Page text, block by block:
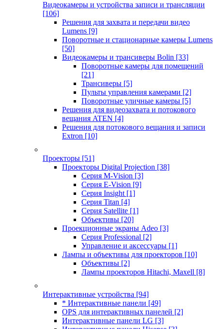
Видеокамеры и устройства записи и трансляции
[106]
Решения для захвата и передачи видео
Lumens [9]
Поворотные и стационарные камеры Lumens
[50]
Видеокамеры и трансиверы Bolin [33]
Поворотные камеры для помещений
[21]
Трансиверы [5]
Пульты управления камерами [2]
Поворотные уличные камеры [5]
Решения для видеозахвата и потокового
вещания ATEN [4]
Решения для потокового вещания и записи
Extron [10]
Проекторы [51]
Проекторы Digital Projection [38]
Серия M-Vision [3]
Серия E-Vision [9]
Серия Insight [1]
Серия Titan [4]
Серия Satellite [1]
Объективы [20]
Проекционные экраны Adeo [3]
Серия Professional [2]
Управление и аксессуары [1]
Лампы и объективы для проекторов [10]
Объективы [2]
Лампы проекторов Hitachi, Maxell [8]
Интерактивные устройства [94]
* Интерактивные панели [49]
OPS для интерактивных панелей [2]
Интерактивные панели LG [3]